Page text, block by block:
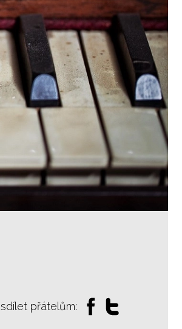
sdílet přátelům: